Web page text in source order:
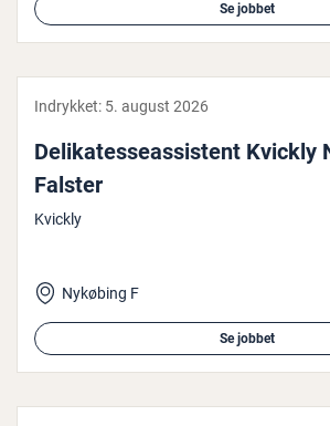
Se jobbet
Indrykket: 5. august 2026
De­li­ka­tes­seas­si­stent Kvickly
Falster
Kvickly
Nykøbing F
Se jobbet